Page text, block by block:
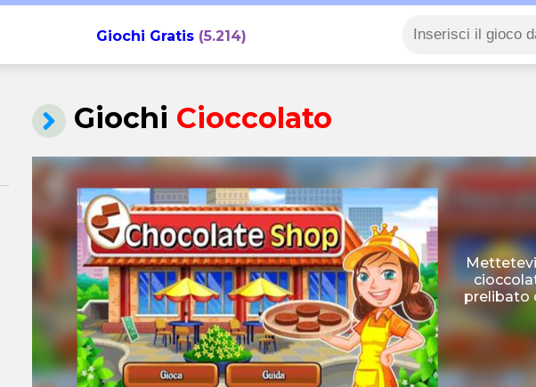
Giochi Gratis(5.214)
Giochi Cioccolato
prelibato